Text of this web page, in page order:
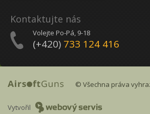
Kontaktujte nás
Volejte Po-Pá, 9-18
(+420) 733 124 416
© Všechna práva
Vytvořil